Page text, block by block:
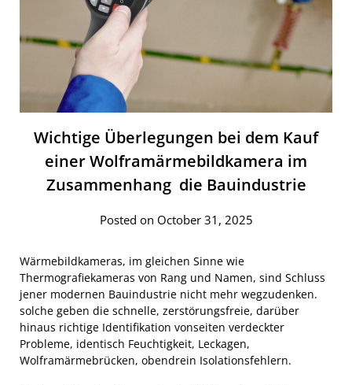
Wichtige Überlegungen bei dem Kauf
einer Wolframärmebildkamera im
Zusammenhang die Bauindustrie
Posted on October 31, 2025
Wärmebildkameras, im gleichen Sinne wie
Thermografiekameras von Rang und Namen, sind Schluss
jener modernen Bauindustrie nicht mehr wegzudenken.
solche geben die schnelle, zerstörungsfreie, darüber
hinaus richtige Identifikation vonseiten verdeckter
Probleme, identisch Feuchtigkeit, Leckagen,
Wolframärmebrücken, obendrein Isolationsfehlern.